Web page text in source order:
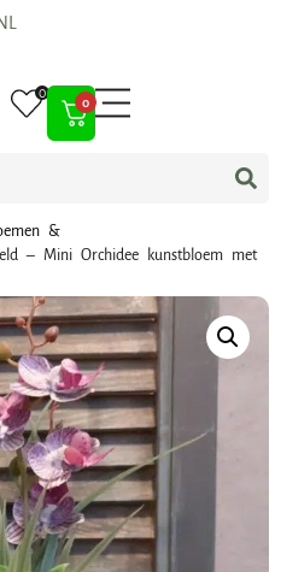
0
0
&
– Mini Orchidee kunstbloem met